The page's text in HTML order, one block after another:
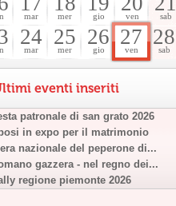
mar mer gio ven sab
24
mar
25
mer
26
gio
27
ven
28
sab
eventi inseriti
patronale di san grato 2026
in expo per il matrimonio
nazionale del peperone di...
gazzera - nel regno dei...
regione piemonte 2026